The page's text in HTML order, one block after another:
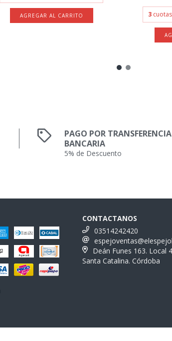
3
PAGO POR TRANSFERENCIA
BANCARIA
5% de Descuento
CONTACTANOS
03514242420
Deán Funes 163. Local
Santa Catalina. Córdoba